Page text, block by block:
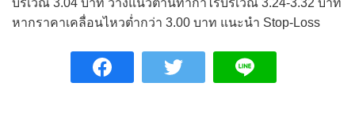
บริเวณ 3.04 บาท วางแนวต้านทำกำไรบริเวณ 3.24-3.32 บาท
หากราคาเคลื่อนไหวต่ำกว่า 3.00 บาท แนะนำ Stop-Loss